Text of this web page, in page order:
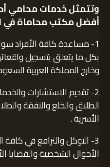
وتتمثل خدمات محامي
أفضل مكتب محاماة في
1- مساعدة كافة الأفراد
بكل ما يتعلق بتسجيل
وخارج المملكة العربية
2- تقديم الاستشارات
الطلاق والخلع والنفقة
الأسرية .
3- التوكل والترافع في
الأحوال الشخصية والقضايا